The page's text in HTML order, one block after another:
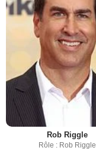
Rob Riggle
Rôle : Rob Riggle